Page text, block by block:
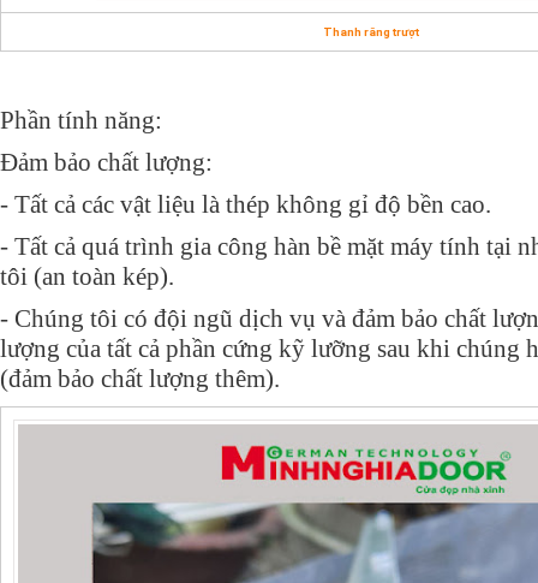
Thanh răng trượt
Phần tính năng:
Đảm bảo chất lượng:
- Tất cả các vật liệu là thép không gỉ độ bền cao.
- Tất cả quá trình gia công hàn bề mặt máy tính tại
tôi (an toàn kép).
- Chúng tôi có đội ngũ dịch vụ và đảm bảo chất
lượng của tất cả phần cứng kỹ lưỡng sau khi chúng
(đảm bảo chất lượng thêm).